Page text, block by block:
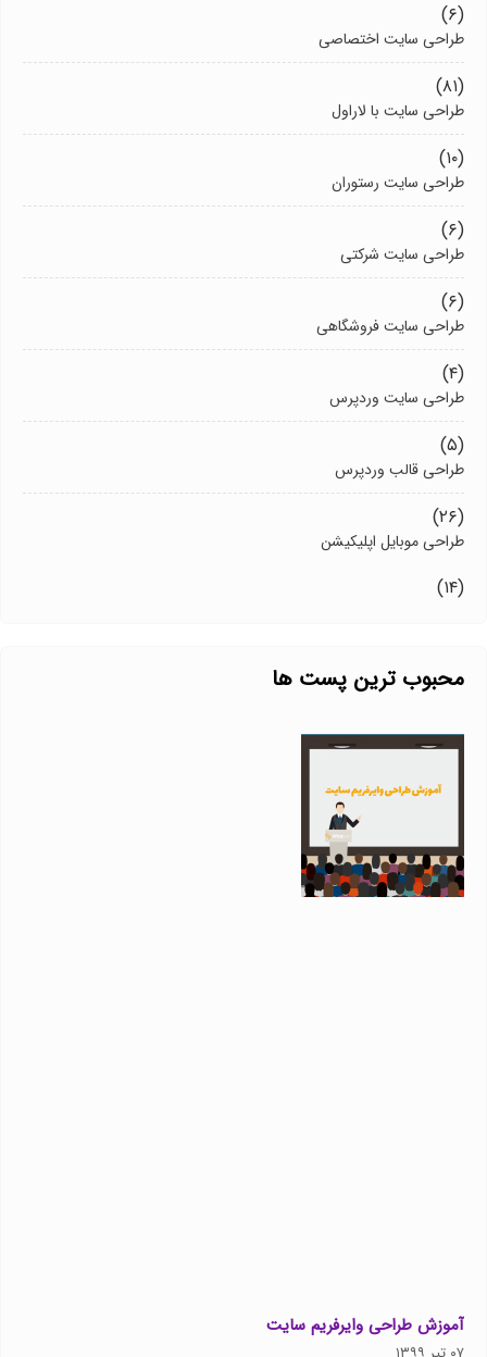
(۶)
طراحی سایت اختصاصی
(۸۱)
طراحی سایت با لاراول
(۱۰)
طراحی سایت رستوران
(۶)
طراحی سایت شرکتی
(۶)
طراحی سایت فروشگاهی
(۴)
طراحی سایت وردپرس
(۵)
طراحی قالب وردپرس
(۲۶)
طراحی موبایل اپلیکیشن
(۱۴)
محبوب ترین پست ها
آموزش طراحی وایرفریم سایت